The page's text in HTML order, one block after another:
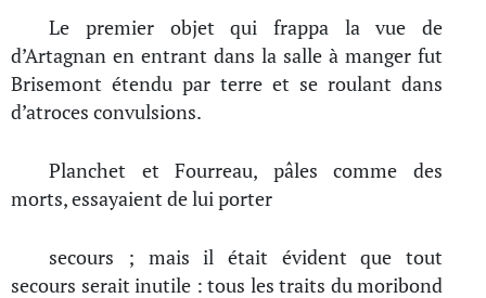
Le premier objet qui frappa la vue de
d’Artagnan en entrant dans la salle à manger fut
Brisemont étendu par terre et se roulant dans
d’atroces convulsions.
Planchet et Fourreau, pâles comme des
morts, essayaient de lui porter
secours ; mais il était évident que tout
secours serait inutile : tous les traits du moribond